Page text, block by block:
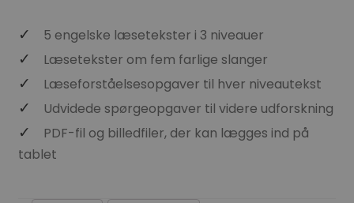
5 engelske læsetekster i 3 niveauer
Læsetekster om fem farlige slanger
Læseforståelsesopgaver til hver niveau­tekst
Udvidede spørgeopgaver til videre udforskning
PDF-fil og billedfiler, der kan lægges ind på
tablet